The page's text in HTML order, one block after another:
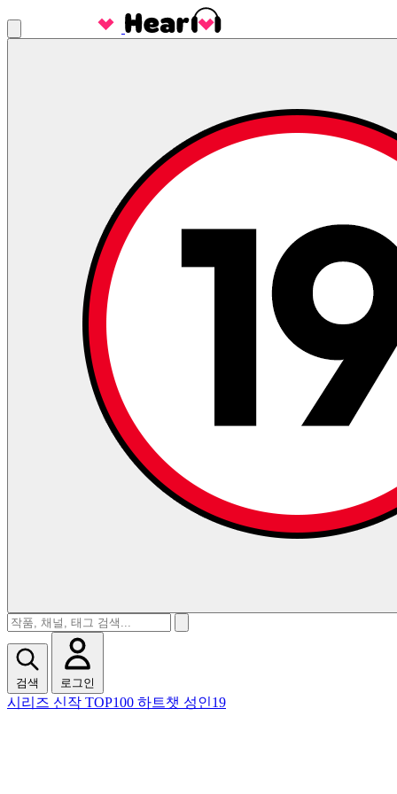
검색 로그인
시리즈 신작 TOP100 하트챗 성인19